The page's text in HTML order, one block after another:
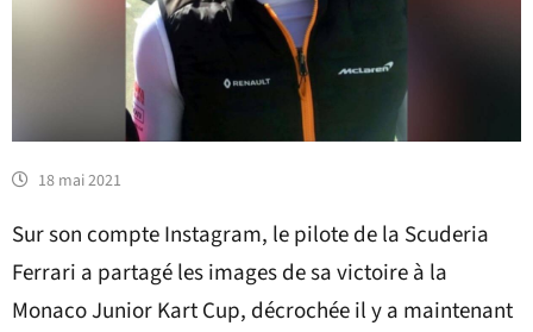
18 mai 2021
Sur son compte Instagram, le pilote de la Scuderia
Ferrari a partagé les images de sa victoire à la
Monaco Junior Kart Cup, décrochée il y a maintenant